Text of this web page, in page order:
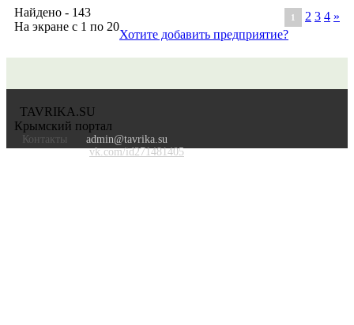
Найдено - 143
На экране с 1 по 20
1 2 3 4 »
Хотите добавить предприятие?
TAVRIKA.SU
Крымский портал
Контакты
admin@tavrika.su
vk.com/id271481405